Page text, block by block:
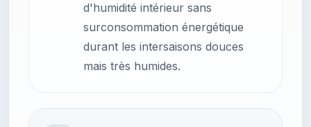
d'humidité intérieur sans
surconsommation énergétique
durant les intersaisons douces
mais très humides.